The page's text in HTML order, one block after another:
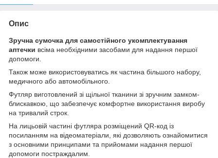
Опис
Зручна сумочка для самостійного укомплектування
аптечки всіма необхідними засобами для надання першої
допомоги.
Також може використовуватись як частина більшого набору,
медичного або автомобільного.
Футляр виготовлений зі щільної тканини зі зручним замком-
блискавкою, що забезпечує комфортне використання виробу
на тривалий строк.
На лицьовій частині футляра розміщений QR-код із
посиланням на відеоматеріали, які дозволяють ознайомитися
з основними принципами та прийомами надання першої
допомоги постраждалим.